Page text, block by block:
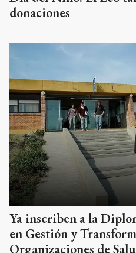
donaciones
Ya inscriben a la
en Gestión y
Organizaciones de